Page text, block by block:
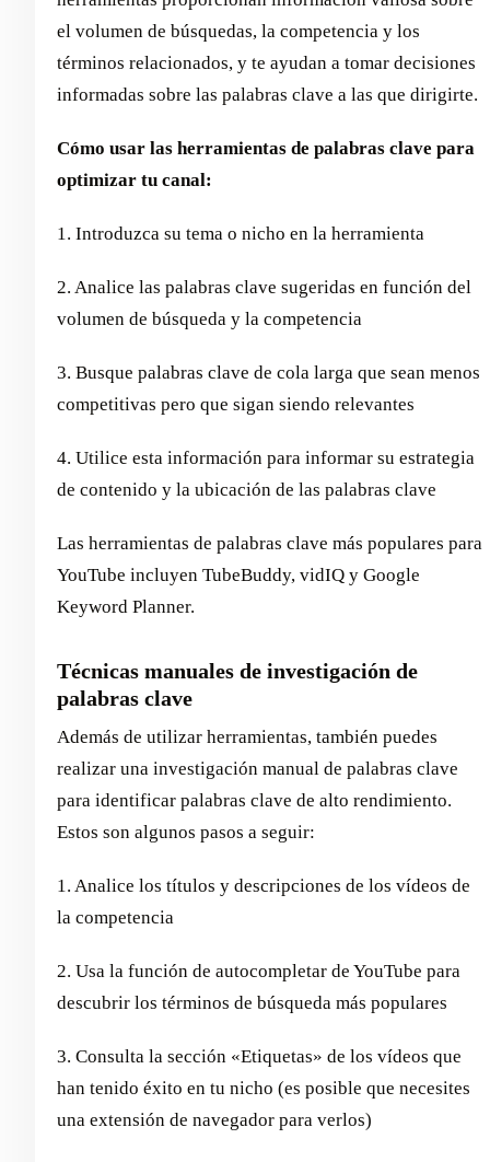
el volumen de búsquedas, la competencia y los
términos relacionados, y te ayudan a tomar decisiones
informadas sobre las palabras clave a las que dirigirte.
Cómo usar las herramientas de palabras clave para
optimizar tu canal:
1. Introduzca su tema o nicho en la herramienta
2. Analice las palabras clave sugeridas en función del
volumen de búsqueda y la competencia
3. Busque palabras clave de cola larga que sean menos
competitivas pero que sigan siendo relevantes
4. Utilice esta información para informar su estrategia
de contenido y la ubicación de las palabras clave
Las herramientas de palabras clave más populares para
YouTube incluyen TubeBuddy, vidIQ y Google
Keyword Planner.
Técnicas manuales de investigación de
palabras clave
Además de utilizar herramientas, también puedes
realizar una investigación manual de palabras clave
para identificar palabras clave de alto rendimiento.
Estos son algunos pasos a seguir:
1. Analice los títulos y descripciones de los vídeos de
la competencia
2. Usa la función de autocompletar de YouTube para
descubrir los términos de búsqueda más populares
3. Consulta la sección «Etiquetas» de los vídeos que
han tenido éxito en tu nicho (es posible que necesites
una extensión de navegador para verlos)